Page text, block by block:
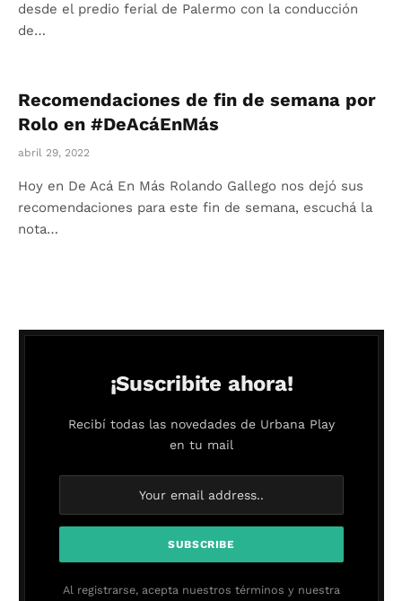
desde el predio ferial de Palermo con la conducción
de…
Recomendaciones de fin de semana por
Rolo en #DeAcáEnMás
abril 29, 2022
Hoy en De Acá En Más Rolando Gallego nos dejó sus
recomendaciones para este fin de semana, escuchá la
nota…
¡Suscribite ahora!
Recibí todas las novedades de Urbana Play
en tu mail
Al registrarse, acepta nuestros términos y nuestra